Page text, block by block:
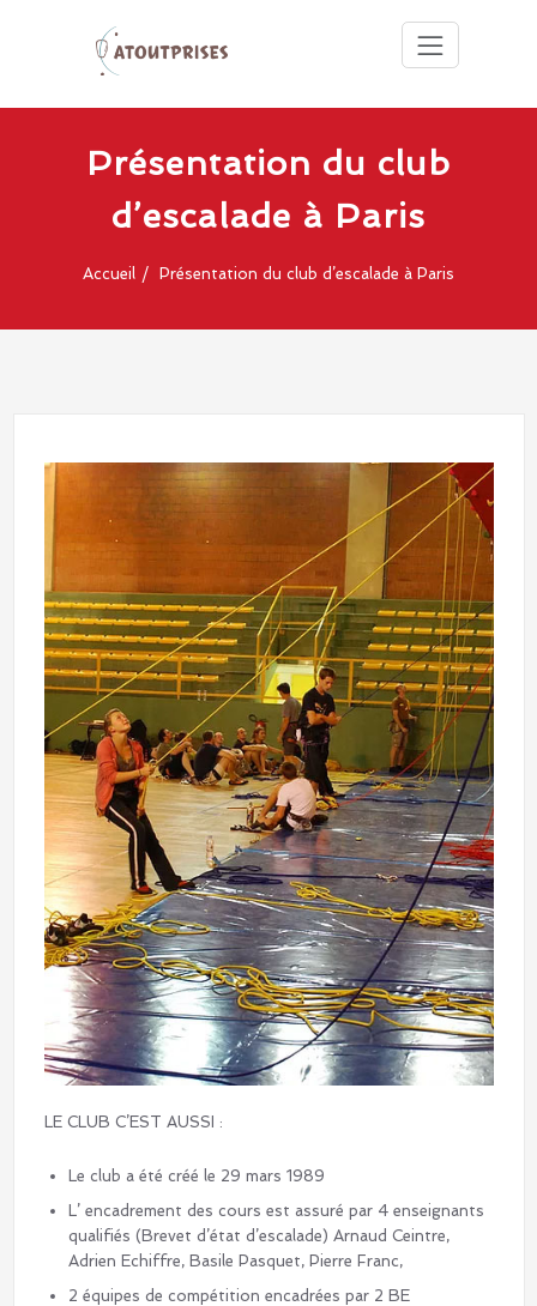
Atoutprises
d'escalade
Paris 75015
Cours d'escalade en salles,
Présentation du club
d’escalade à Paris
Accueil Présentation du club d’escalade à Paris
LE CLUB C’EST AUSSI :
Le club a été créé le 29 mars 1989
L’ encadrement des cours est assuré par 4 enseignants
qualifiés (Brevet d’état d’escalade) Arnaud Ceintre,
Adrien Echiffre, Basile Pasquet, Pierre Franc,
2 équipes de compétition encadrées par 2 BE